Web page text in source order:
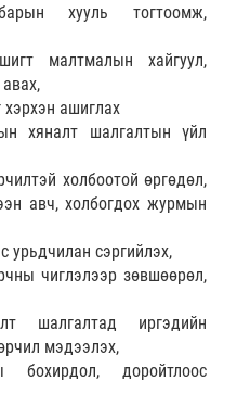
хууль тогтоомж,
малтмалын хайгуул,
ашиглах
хяналт шалгалтын үйл
холбоотой өргөдөл,
авч, холбогдох журмын
урьдчилан сэргийлэх,
чиглэлээр зөвшөөрөл,
шалгалтад иргэдийн
мэдээлэх,
доройтлоос